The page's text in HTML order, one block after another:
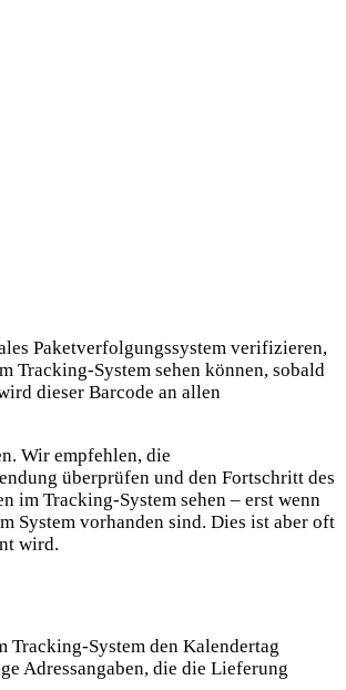
Paketverfolgungssystem verifizieren,
Tracking-System sehen können, sobald
dieser Barcode an allen
Wir empfehlen, die
überprüfen und den Fortschritt des
im Tracking-System sehen – erst wenn
System vorhanden sind. Dies ist aber oft
wird.
Tracking-System den Kalendertag
Adressangaben, die die Lieferung